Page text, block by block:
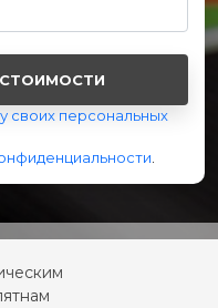
своих персональных